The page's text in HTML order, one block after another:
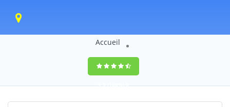
Accueil
9,5(100%)0
votes